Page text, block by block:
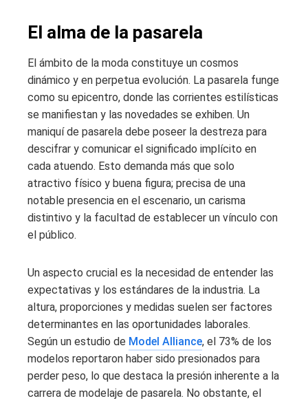
El alma de la pasarela
El ámbito de la moda constituye un cosmos
dinámico y en perpetua evolución. La pasarela funge
como su epicentro, donde las corrientes estilísticas
se manifiestan y las novedades se exhiben. Un
maniquí de pasarela debe poseer la destreza para
descifrar y comunicar el significado implícito en
cada atuendo. Esto demanda más que solo
atractivo físico y buena figura; precisa de una
notable presencia en el escenario, un carisma
distintivo y la facultad de establecer un vínculo con
el público.
Un aspecto crucial es la necesidad de entender las
expectativas y los estándares de la industria. La
altura, proporciones y medidas suelen ser factores
determinantes en las oportunidades laborales.
Según un estudio de Model Alliance, el 73% de los
modelos reportaron haber sido presionados para
perder peso, lo que destaca la presión inherente a la
carrera de modelaje de pasarela. No obstante, el